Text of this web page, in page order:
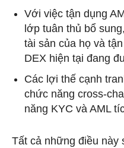
Với việc tận dụng
lớp tuân thủ bổ
tài sản của họ và
DEX hiện tại đang
Các lợi thế cạnh
chức năng cross-
năng KYC và AML
Tất cả những điều